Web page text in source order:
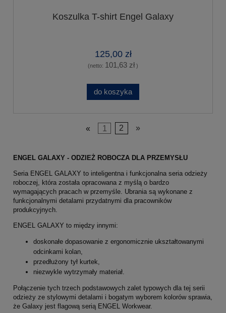
Koszulka T-shirt Engel Galaxy
125,00 zł
(netto: 101,63 zł )
do koszyka
« 1 2 »
ENGEL GALAXY - ODZIEŻ ROBOCZA DLA PRZEMYSŁU
Seria ENGEL GALAXY to inteligentna i funkcjonalna seria odzieży
roboczej, która została opracowana z myślą o bardzo
wymagających pracach w przemyśle. Ubrania są wykonane z
funkcjonalnymi detalami przydatnymi dla pracowników
produkcyjnych.
ENGEL GALAXY to między innymi:
doskonałe dopasowanie z ergonomicznie ukształtowanymi
odcinkami kolan,
przedłużony tył kurtek,
niezwykle wytrzymały materiał.
Połączenie tych trzech podstawowych zalet typowych dla tej serii
odzieży ze stylowymi detalami i bogatym wyborem kolorów sprawia,
że Galaxy jest flagową serią ENGEL Workwear.